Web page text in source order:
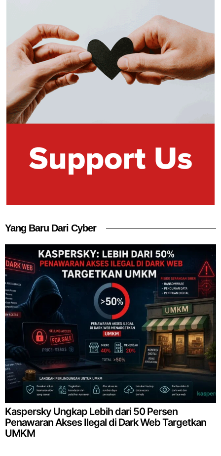
Yang Baru Dari Cyber
Kaspersky Ungkap Lebih dari 50 Persen
Penawaran Akses Ilegal di Dark Web Targetkan
UMKM